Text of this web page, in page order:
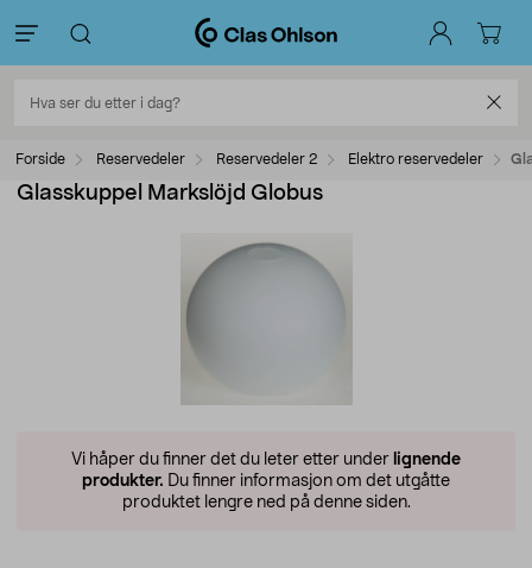
Forside Reservedeler Reservedeler 2 Elektro reservedeler
Glasskuppel Markslöjd Globus
Vi håper du finner det du leter etter under lignende
produkter. Du finner informasjon om det utgåtte
produktet lengre ned på denne siden.